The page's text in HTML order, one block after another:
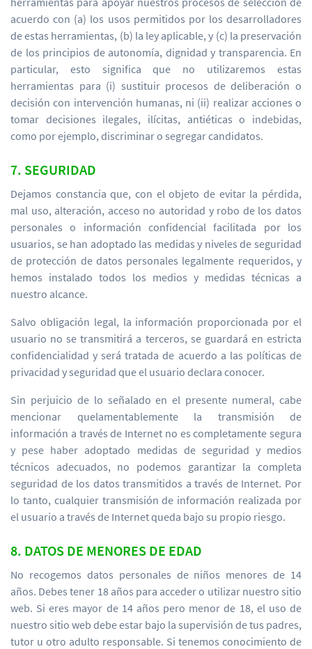
acuerdo con (a) los usos permitidos por los desarrolladores
de estas herramientas, (b) la ley aplicable, y (c) la preservación
de los principios de autonomía, dignidad y transparencia. En
particular, esto significa que no utilizaremos estas
herramientas para (i) sustituir procesos de deliberación o
decisión con intervención humanas, ni (ii) realizar acciones o
tomar decisiones ilegales, ilícitas, antiéticas o indebidas,
como por ejemplo, discriminar o segregar candidatos.
7. SEGURIDAD
Dejamos constancia que, con el objeto de evitar la pérdida,
mal uso, alteración, acceso no autoridad y robo de los datos
personales o información confidencial facilitada por los
usuarios, se han adoptado las medidas y niveles de seguridad
de protección de datos personales legalmente requeridos, y
hemos instalado todos los medios y medidas técnicas a
nuestro alcance.
Salvo obligación legal, la información proporcionada por el
usuario no se transmitirá a terceros, se guardará en estricta
confidencialidad y será tratada de acuerdo a las políticas de
privacidad y seguridad que el usuario declara conocer.
Sin perjuicio de lo señalado en el presente numeral, cabe
mencionar quelamentablemente la transmisión de
información a través de Internet no es completamente segura
y pese haber adoptado medidas de seguridad y medios
técnicos adecuados, no podemos garantizar la completa
seguridad de los datos transmitidos a través de Internet. Por
lo tanto, cualquier transmisión de información realizada por
el usuario a través de Internet queda bajo su propio riesgo.
8. DATOS DE MENORES DE EDAD
No recogemos datos personales de niños menores de 14
años. Debes tener 18 años para acceder o utilizar nuestro sitio
web. Si eres mayor de 14 años pero menor de 18, el uso de
nuestro sitio web debe estar bajo la supervisión de tus padres,
tutor u otro adulto responsable. Si tenemos conocimiento de